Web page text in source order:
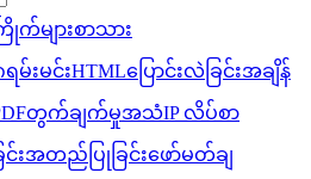
က်များစာသား
မ်းမင်းHTMLပြောင်းလဲခြင်းအချိန်
တွက်ချက်မှုအသံIP လိပ်စာ
းအတည်ပြုခြင်းဖော်မတ်ချ